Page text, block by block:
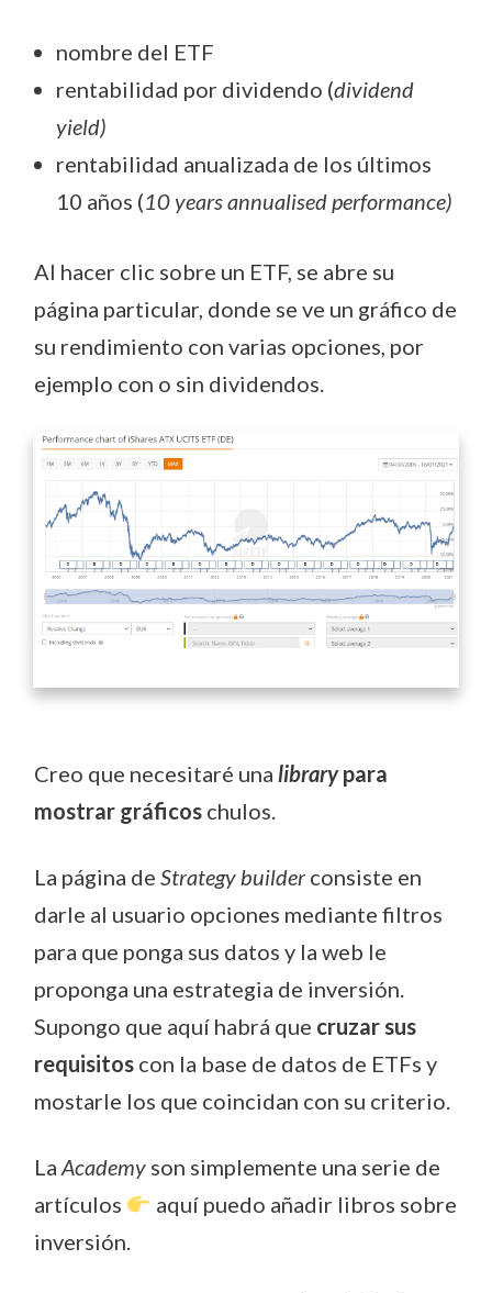
nombre del ETF
rentabilidad por dividendo (dividend
yield)
rentabilidad anualizada de los últimos
10 años (10 years annualised performance)
Al hacer clic sobre un ETF, se abre su
página particular, donde se ve un gráfico de
su rendimiento con varias opciones, por
ejemplo con o sin dividendos.
Creo que necesitaré una librarypara
mostrar gráficos chulos.
La página de Strategy builderconsiste en
darle al usuario opciones mediante filtros
para que ponga sus datos y la web le
proponga una estrategia de inversión.
Supongo que aquí habrá que cruzar sus
requisitos con la base de datos de ETFs y
mostarle los que coincidan con su criterio.
La Academy son simplemente una serie de
artículos
aquí puedo añadir libros sobre
inversión.